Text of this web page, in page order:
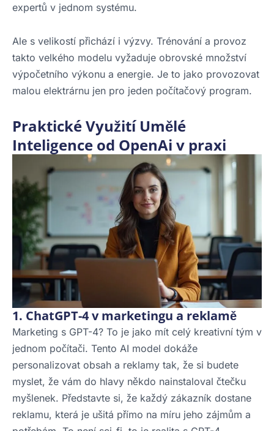
expertů v jednom systému.
Ale s velikostí přichází i výzvy. Trénování a provoz
takto velkého modelu vyžaduje obrovské množství
výpočetního výkonu a energie. Je to jako provozovat
malou elektrárnu jen pro jeden počítačový program.
Praktické Využití Umělé
Inteligence od OpenAi v praxi
1. ChatGPT-4 v marketingu a reklamě
Marketing s GPT-4? To je jako mít celý kreativní tým v
jednom počítači. Tento AI model dokáže
personalizovat obsah a reklamy tak, že si budete
myslet, že vám do hlavy někdo nainstaloval čtečku
myšlenek. Představte si, že každý zákazník dostane
reklamu, která je ušitá přímo na míru jeho zájmům a